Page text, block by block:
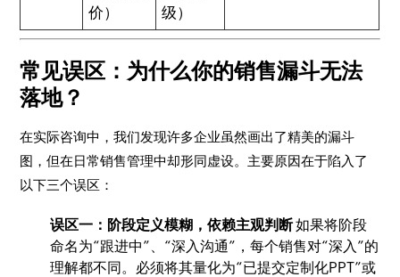
价）
级）
常见误区：为什么你的销售漏斗无法
落地？
在实际咨询中，我们发现许多企业虽然画出了精美的漏斗
图，但在日常销售管理中却形同虚设。主要原因在于陷入了
以下三个误区：
误区一：阶段定义模糊，依赖主观判断如果将阶段
命名为“跟进中”、“深入沟通”，每个销售对“深入”的
理解都不同。必须将其量化为“已提交定制化PPT”或